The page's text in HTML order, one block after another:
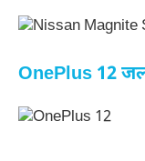
OnePlus 12